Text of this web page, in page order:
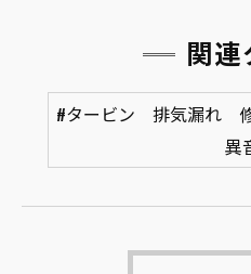
関連
#タービン 排気漏れ
異